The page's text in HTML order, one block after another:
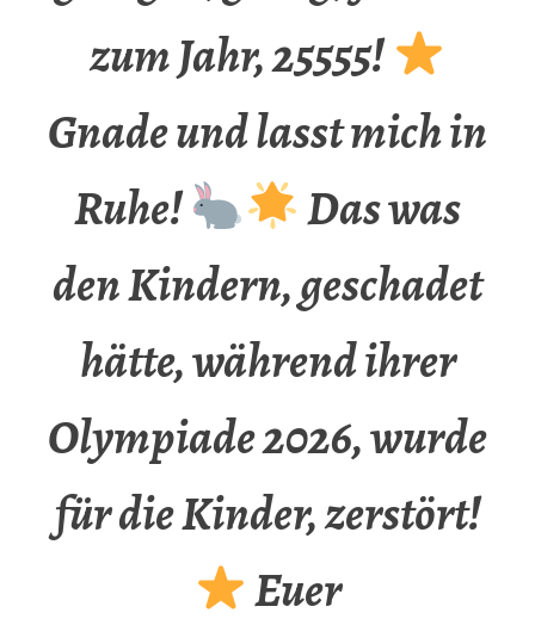
zum Jahr, 25555!
Gnade und lasst mich in
Ruhe!
Das was
den Kindern, geschadet
hätte, während ihrer
Olympiade 2026, wurde
für die Kinder, zerstört!
Euer